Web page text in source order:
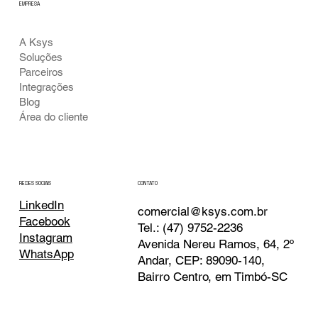
A Ksys
Soluções
Parceiros
Integrações
Blog
Área do cliente
EMPRESA
REDES SOCIAIS
LinkedIn
Facebook
Instagram
WhatsApp
CONTATO
comercial@ksys.com.br
Tel.: (47) 9752-2236
Avenida Nereu Ramos, 64, 2º
Andar, CEP: 89090-140,
Bairro Centro, em Timbó-SC